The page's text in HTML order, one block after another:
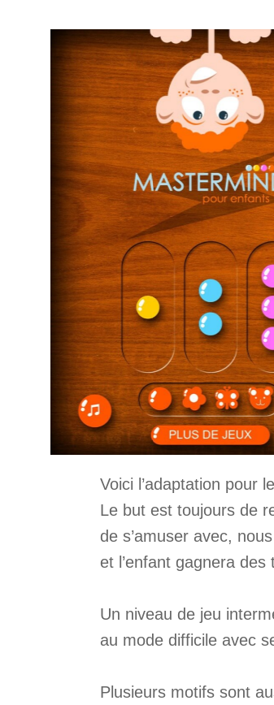
Voici l’adaptation pour
Le but est toujours de
de s’amuser avec,
et l’enfant gagnera
Un niveau de jeu
au mode difficile avec
Plusieurs motifs sont